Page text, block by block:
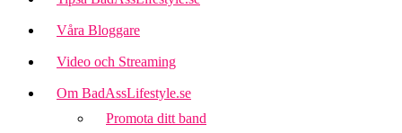
Våra Bloggare
Video och Streaming
Om BadAssLifestyle.se
Promota ditt band